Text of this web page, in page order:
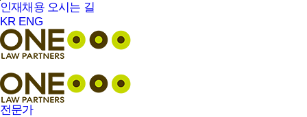
본문바로가기
인재채용 오시는 길
KR ENG
전문가